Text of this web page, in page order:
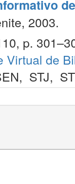
2003.
p.
Virtual de
, STJ,